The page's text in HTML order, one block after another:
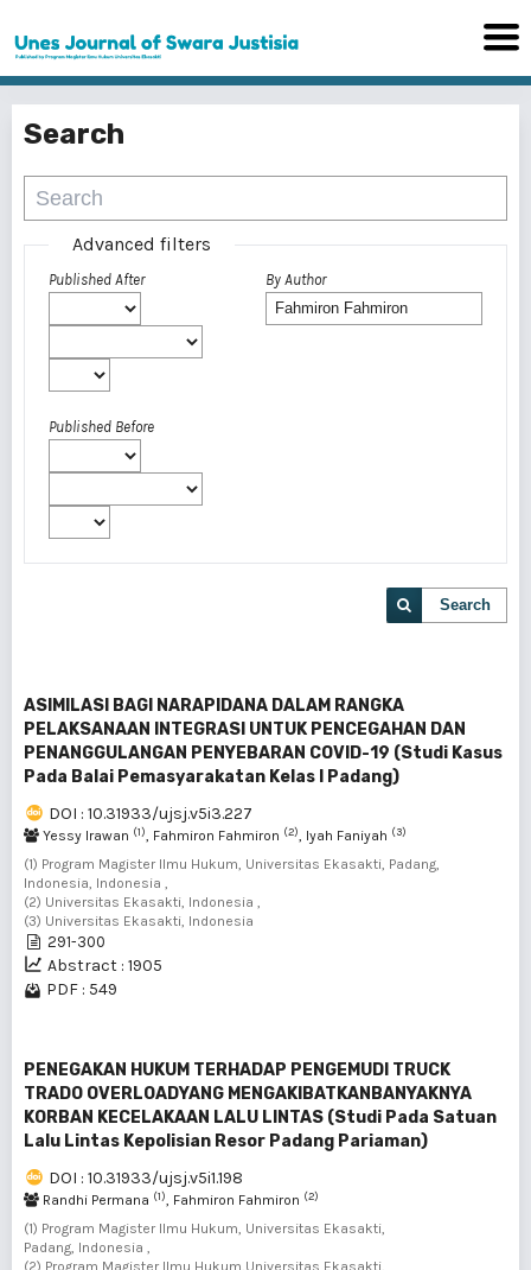
Search
Advanced filters
Published After
Published Before
By Author
Search
ASIMILASI BAGI NARAPIDANA DALAM RANGKA
PELAKSANAAN INTEGRASI UNTUK PENCEGAHAN DAN
PENANGGULANGAN PENYEBARAN COVID-19 (Studi Kasus
Pada Balai Pemasyarakatan Kelas I Padang)
DOI : 10.31933/ujsj.v5i3.227
Yessy Irawan (1), Fahmiron Fahmiron (2), Iyah Faniyah (3)
(1) Program Magister Ilmu Hukum, Universitas Ekasakti, Padang,
Indonesia, Indonesia ,
(2) Universitas Ekasakti, Indonesia ,
(3) Universitas Ekasakti, Indonesia
291-300
Abstract : 1905
PDF : 549
PENEGAKAN HUKUM TERHADAP PENGEMUDI TRUCK
TRADO OVERLOADYANG MENGAKIBATKANBANYAKNYA
KORBAN KECELAKAAN LALU LINTAS (Studi Pada Satuan
Lalu Lintas Kepolisian Resor Padang Pariaman)
DOI : 10.31933/ujsj.v5i1.198
Randhi Permana (1), Fahmiron Fahmiron (2)
(1) Program Magister Ilmu Hukum, Universitas Ekasakti,
Padang, Indonesia ,
(2) Program Magister Ilmu Hukum,Universitas Ekasakti,